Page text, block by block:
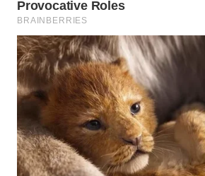
WN
GORONTALO
WN
SULUT
WN
MALUKU